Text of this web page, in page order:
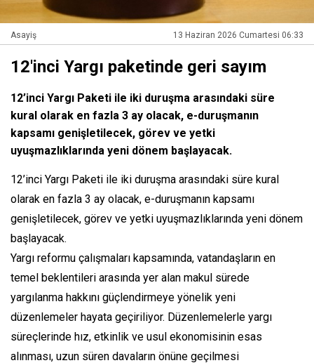
Asayiş 13 Haziran 2026 Cumartesi 06:33
12'inci Yargı paketinde geri sayım
12’inci Yargı Paketi ile iki duruşma arasındaki süre
kural olarak en fazla 3 ay olacak, e-duruşmanın
kapsamı genişletilecek, görev ve yetki
uyuşmazlıklarında yeni dönem başlayacak.
12’inci Yargı Paketi ile iki duruşma arasındaki süre kural
olarak en fazla 3 ay olacak, e-duruşmanın kapsamı
genişletilecek, görev ve yetki uyuşmazlıklarında yeni dönem
başlayacak.
Yargı reformu çalışmaları kapsamında, vatandaşların en
temel beklentileri arasında yer alan makul sürede
yargılanma hakkını güçlendirmeye yönelik yeni
düzenlemeler hayata geçiriliyor. Düzenlemelerle yargı
süreçlerinde hız, etkinlik ve usul ekonomisinin esas
alınması, uzun süren davaların önüne geçilmesi